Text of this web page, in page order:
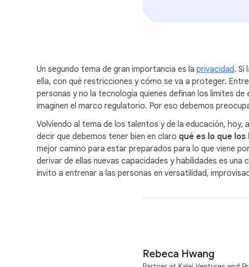
Un segundo tema de gran importancia es la privacidad. Si
ella, con qué restricciones y cómo se va a proteger.
personas y no la tecnología quienes definan los límites
imaginen el marco regulatorio. Por eso debemos
Volviendo al tema de los talentos y de la educación,
decir que debemos tener bien en claro qué es lo que
mejor camino para estar preparados para lo que viene
derivar de ellas nuevas capacidades y habilidades es
invito a entrenar a las personas en versatilidad,
Rebeca Hwang